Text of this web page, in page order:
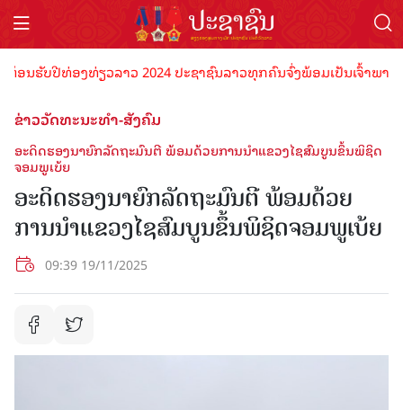
ນຮັບປີທ່ອງທ່ຽວລາວ 2024 ປະຊາຊົນລາວທຸກຄົນຈົ່ງພ້ອມເປັນເຈົ້າພາບ
ຂ່າວວັດທະນະທຳ-ສັງຄົມ
ອະດິດຮອງນາຍົກລັດຖະມົນຕີ ພ້ອມດ້ວຍການນໍາແຂວງໄຊສົມບູນຂຶ້ນພິຊິດ
ຈອມພູເບ້ຍ
ອະດິດຮອງນາຍົກລັດຖະມົນຕີ ພ້ອມດ້ວຍ
ການນໍາແຂວງໄຊສົມບູນຂຶ້ນພິຊິດຈອມພູເບ້ຍ
09:39 19/11/2025